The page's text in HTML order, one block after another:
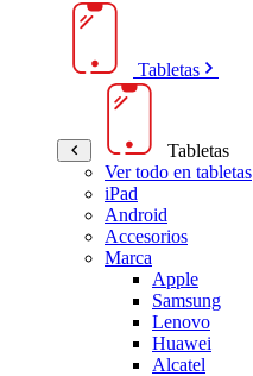
Tabletas
Tabletas
Ver todo en tabletas
iPad
Android
Accesorios
Marca
Apple
Samsung
Lenovo
Huawei
Alcatel